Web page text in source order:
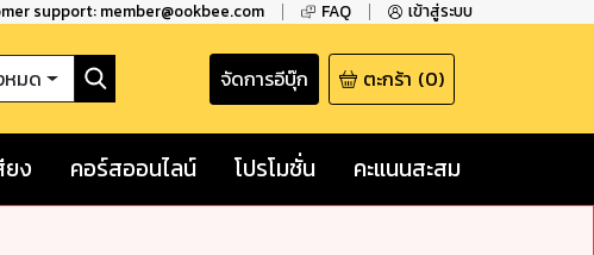
support: member@ookbee.com FAQ เข้าสู่ระบบ
หมด จัดการอีบุ๊ก ตะกร้า (0)
ง คอร์สออนไลน์ โปรโมชั่น คะแนนสะสม